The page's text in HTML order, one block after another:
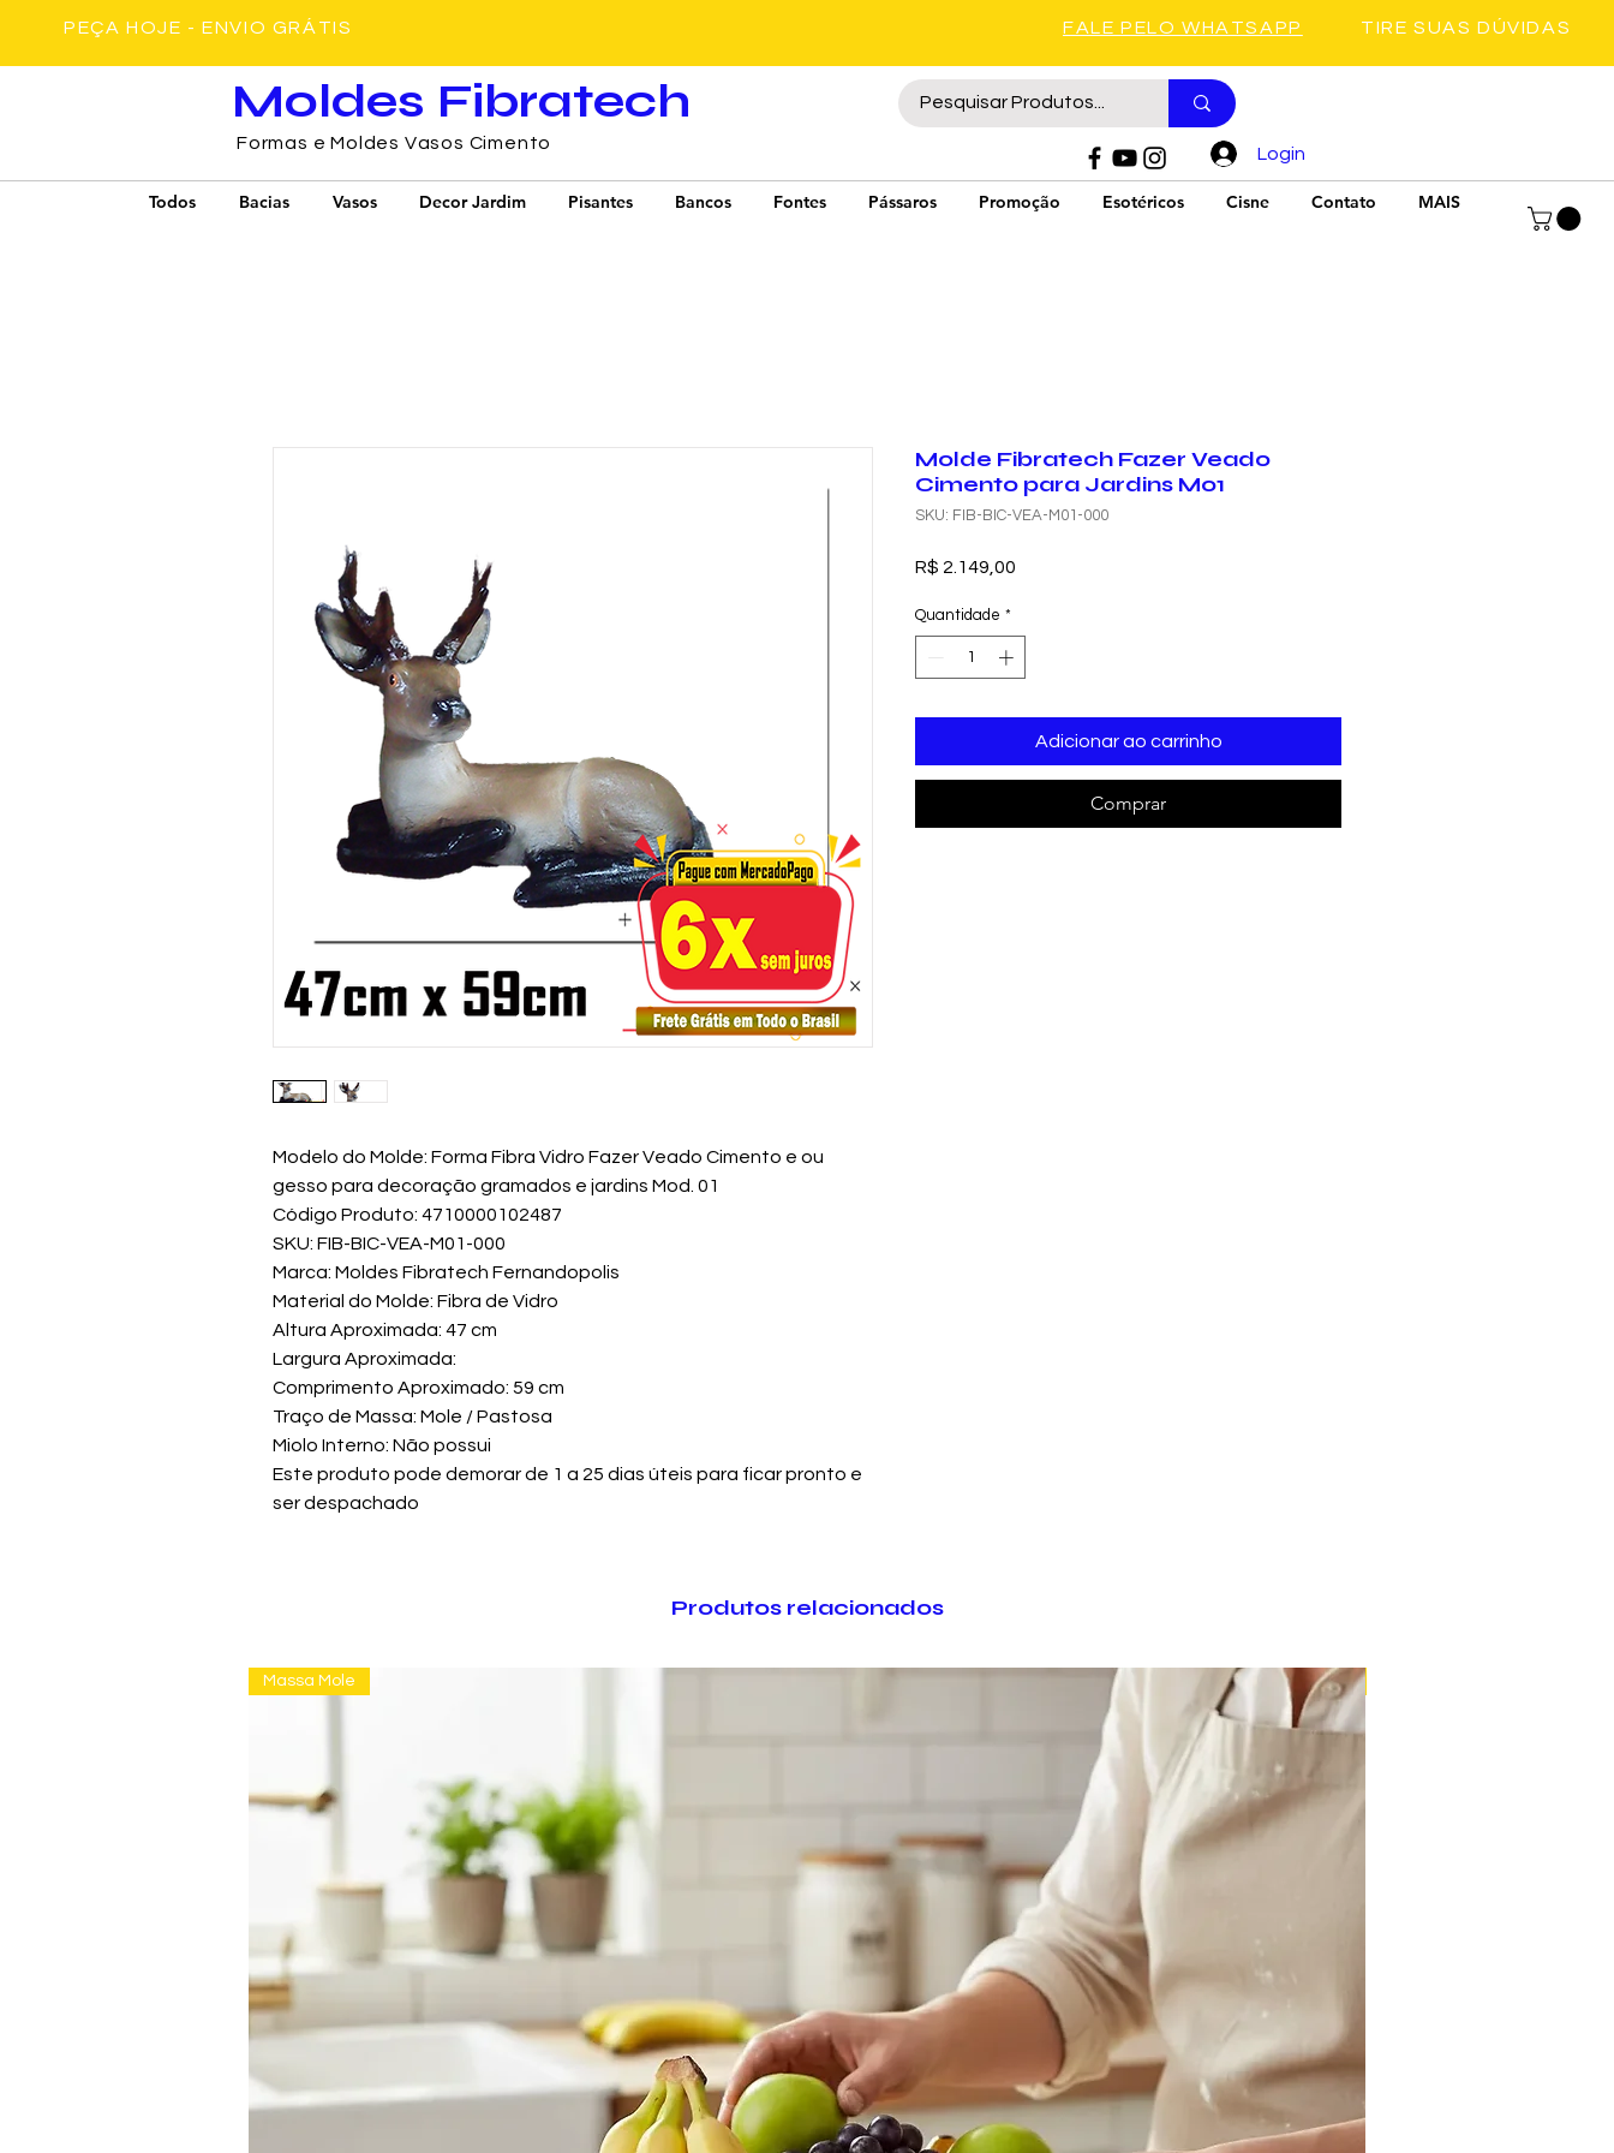
PEÇA HOJE - ENVIO GRÁTIS FALE PELO WHATSAPP TIRE SUAS DÚVIDAS
Todos Bacias Vasos Decor Jardim Pisantes Bancos Fontes Pássaros Promoção Esotéricos Cisne Contato MAIS
Moldes Fibratech
Login
Formas e Moldes Vasos Cimento
Modelo do Molde: Forma Fibra Vidro Fazer Veado Cimento e ou
gesso para decoração gramados e jardins Mod. 01
Código Produto: 4710000102487
SKU: FIB-BIC-VEA-M01-000
Marca: Moldes Fibratech Fernandopolis
Material do Molde: Fibra de Vidro
Altura Aproximada: 47 cm
Largura Aproximada:
Comprimento Aproximado: 59 cm
Traço de Massa: Mole / Pastosa
Miolo Interno: Não possui
Este produto pode demorar de 1 a 25 dias úteis para ficar pronto e
ser despachado
Molde Fibratech Fazer Veado
Cimento para Jardins M01
SKU: FIB-BIC-VEA-M01-000
R$ 2.149,00
Quantidade *
Adicionar ao carrinho
Comprar
Produtos relacionados
Massa Mole